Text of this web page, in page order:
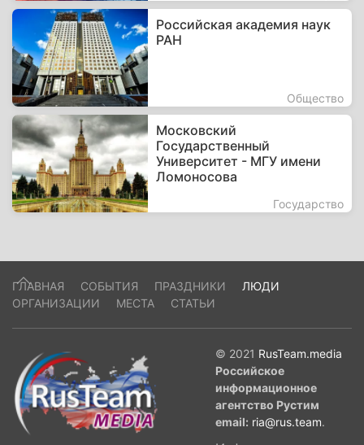
Российская академия наук
РАН
Общество
Московский
Государственный
Университет - МГУ имени
Ломоносова
Государство
ГЛАВНАЯ СОБЫТИЯ ПРАЗДНИКИ
ЛЮДИ
ОРГАНИЗАЦИИ
МЕСТА СТАТЬИ
© 2021 RusTeam.media
Российское
информационное
агентство Рустим
email: ria@rus.team.